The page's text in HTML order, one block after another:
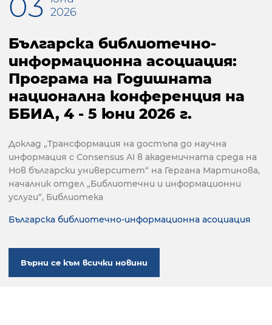
2026
Българска библиотечно-
информационна асоциация:
Програма на Годишната
национална конференция на
ББИА, 4 - 5 юни 2026 г.
Доклад „Трансформация на достъпа до научна
информация с Consensus AI в академичната среда на
Нов български университет“ на Гергана Мартинова,
началник отдел „Библиотечни и информационни
услуги“, Библиотека
Българска библиотечно-информационна асоциация
Върни се към всички новини